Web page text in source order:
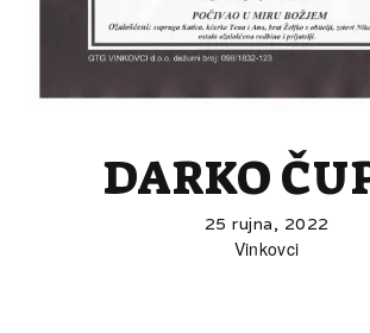
DARKO
25 rujna, 2022
Vinkovci